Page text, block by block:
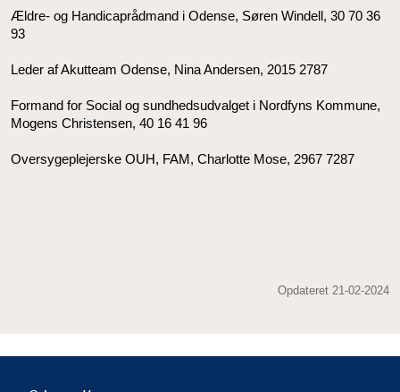
Ældre- og Handicaprådmand i Odense, Søren Windell, 30 70 36
93
Leder af Akutteam Odense, Nina Andersen, 2015 2787
Formand for Social og sundhedsudvalget i Nordfyns Kommune,
Mogens Christensen, 40 16 41 96
Oversygeplejerske OUH, FAM, Charlotte Mose, 2967 7287
Opdateret 21-02-2024